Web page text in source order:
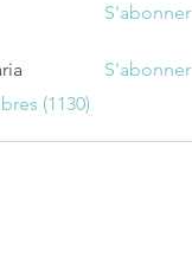
S'abonner
S'abonner
(1130)